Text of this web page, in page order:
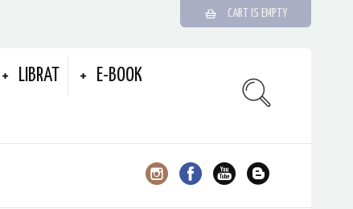
CART IS EMPTY
LIBRAT E-BOOK